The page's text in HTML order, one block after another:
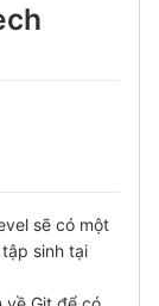
sẽ có một
sinh tại